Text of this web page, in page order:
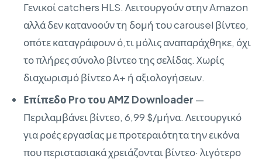
Γενικοί catchers HLS. Λειτουργούν στην Amazon
αλλά δεν κατανοούν τη δομή του carousel βίντεο,
οπότε καταγράφουν ό,τι μόλις αναπαράχθηκε, όχι
το πλήρες σύνολο βίντεο της σελίδας. Χωρίς
διαχωρισμό βίντεο A+ ή αξιολογήσεων.
Επίπεδο Pro του AMZ Downloader —
Περιλαμβάνει βίντεο, 6,99 $/μήνα. Λειτουργικό
για ροές εργασίας με προτεραιότητα την εικόνα
που περιστασιακά χρειάζονται βίντεο· λιγότερο